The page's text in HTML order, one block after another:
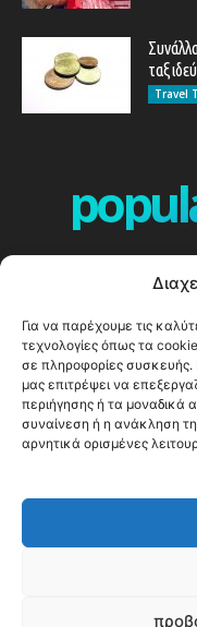
Για να παρέχουμε τις
τεχνολογίες όπως τα
σε πληροφορίες συσκευής.
μας επιτρέψει να
περιήγησης ή τα μοναδικά
συναίνεση ή η ανάκληση
αρνητικά ορισμένες
Travel
ΕΥΡΩΠΗ
ΚΟΣΜΟΣ - WORLD
Top10
Cool spots
ΝΗΣΙΑ
©